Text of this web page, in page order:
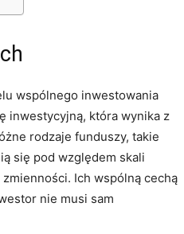
wspólnego inwestowania
inwestycyjną, która wynika z
rodzaje funduszy, takie
się pod względem skali
Ich wspólną cechą
nie musi sam